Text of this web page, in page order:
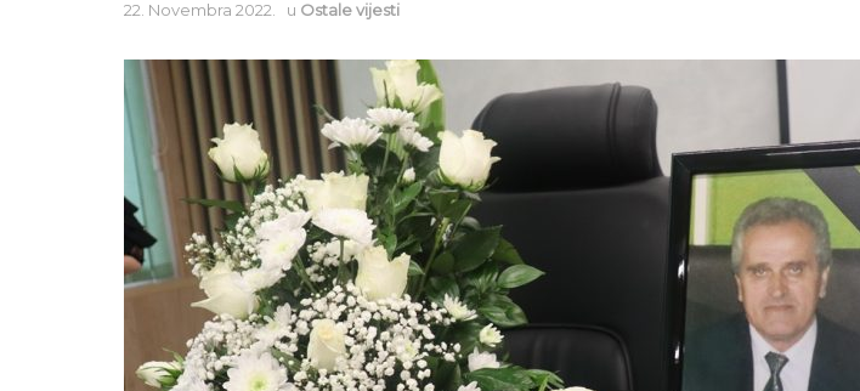
22. Novembra 2022. u Ostale vijesti